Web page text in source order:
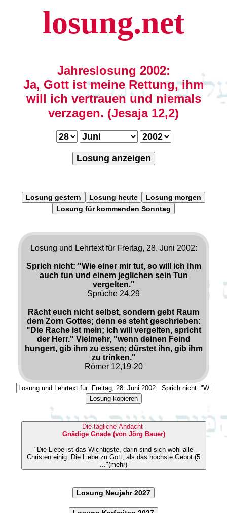
losung.net
Jahreslosung 2002:
Ja, Gott ist meine Rettung, ihm
will ich vertrauen und niemals
verzagen. (Jesaja 12,2)
Losung anzeigen
Losung gestern Losung heute
Losung morgen
Losung für kommenden Sonntag
Losung und Lehrtext für Freitag, 28. Juni 2002:
Sprich nicht: "Wie einer mir tut, so will ich ihm
auch tun und einem jeglichen sein Tun
vergelten."
Sprüche 24,29
Rächt euch nicht selbst, sondern gebt Raum
dem Zorn Gottes; denn es steht geschrieben:
"Die Rache ist mein; ich will vergelten, spricht
der Herr." Vielmehr, "wenn deinen Feind
hungert, gib ihm zu essen; dürstet ihn, gib ihm
zu trinken."
Römer 12,19-20
Losung kopieren
Die tägliche Andacht
Gnädige Gnade (von Jörg Bauer)
"Die Liebe ist das Wichtigste, darin sind sich wohl alle
Christen einig. Die Liebe zu Gott, als das höchste Gebot (5
..."(mehr)
Losung Neujahr 2027